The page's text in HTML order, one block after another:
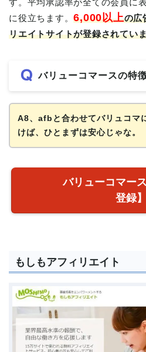
に役立ちます。6,000以上の広
リエイトサイトが登録されてい
バリューコマースの特
A8、afbと合わせてバリュコマ
けば、ひとまずは安心じゃな。
バリューコマー
登録】
もしもアフィリエイト